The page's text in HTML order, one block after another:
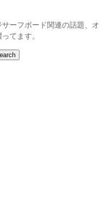
ーフボード関連の話題、オ
てます。
入ったダンパー多め